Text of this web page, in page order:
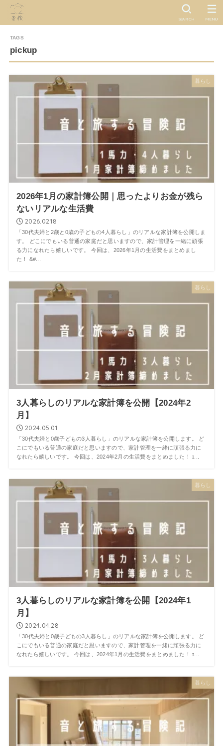
SEARCH MENU
pickup
暮らし
2026年1月の家計簿公開｜思ったよりお金が残ら
ないリアルな生活費
2026.02.18
「30代夫婦と2歳と0歳の子どもの4人暮らし」のリアルな家計簿を公開しま
す。 どこにでもいる普通の家庭だと思いますので、家計管理を一緒に頑張
る力になれたら嬉しいです。 今回は、2026年1月の生活費をまとめまし
た！ &#...
暮らし
3人暮らしのリアルな家計簿を公開【2024年2
月】
2024.05.01
「30代夫婦と0歳子どもの3人暮らし」のリアルな家計簿を公開します。 ど
こにでもいる普通の家庭だと思いますので、家計管理を一緒に頑張る力に
なれたら嬉しいです。 今回は、2024年2月の生活費をまとめました！ ɪ...
暮らし
3人暮らしのリアルな家計簿を公開【2024年1
月】
2024.04.28
「30代夫婦と0歳子どもの3人暮らし」のリアルな家計簿を公開します。 ど
こにでもいる普通の家庭だと思いますので、家計管理を一緒に頑張る力に
なれたら嬉しいです。 今回は、2024年1月の生活費をまとめました！ ɪ...
暮らし